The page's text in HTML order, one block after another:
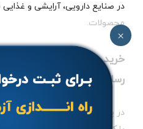
در صنایع دارویی، آرایشی و
محصولات.
رسام البرز
×